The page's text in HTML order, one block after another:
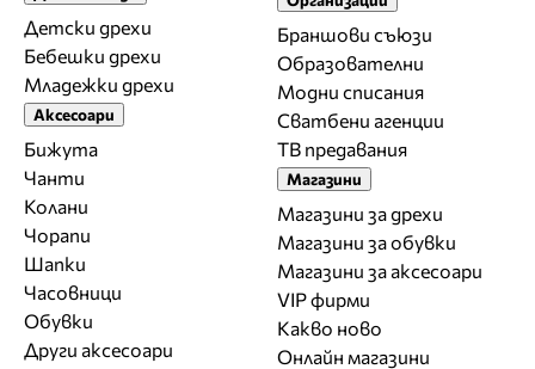
Детски дрехи
Бебешки дрехи
Младежки дрехи
Аксесоари
Бижута
Чанти
Колани
Чорапи
Шапки
Часовници
Обувки
Други аксесоари
Браншови съюзи
Образователни
Модни списания
Сватбени агенции
ТВ предавания
Магазини
Магазини за дрехи
Магазини за обувки
Магазини за aксесоари
VIP фирми
Какво ново
Онлайн магазини